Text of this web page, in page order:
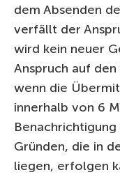
dem Absenden
verfällt der
wird kein neuer
Anspruch auf
wenn die
innerhalb von 6
Gründen, die in
liegen, erfolgen